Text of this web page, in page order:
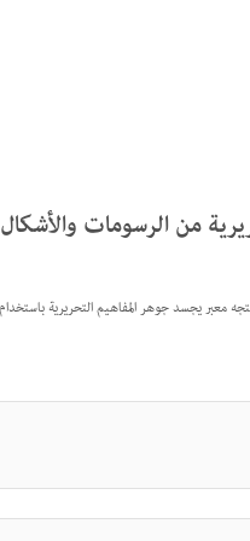
من الرسومات والأشكال